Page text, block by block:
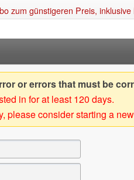
zum günstigeren Preis,
or errors that must be
in for at least 120 days.
please consider starting a